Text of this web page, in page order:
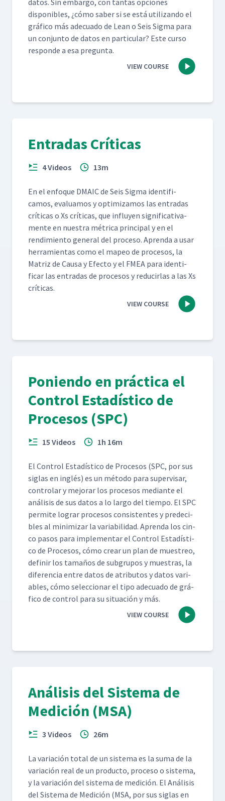
datos. Sin embar­go, con tan­tas opciones
disponibles, ¿cómo saber si se está uti­lizan­do el
grá­fi­co más ade­cua­do de Lean o Seis Sig­ma para
un con­jun­to de datos en par­tic­u­lar? Este cur­so
responde a esa pregunta.
VIEW COURSE
Entradas Críticas
4 Videos 13m
En el enfoque DMA­IC de Seis Sig­ma iden­ti­fi­
camos, eval­u­amos y opti­mizamos las entradas
críti­cas o Xs críti­cas, que influyen sig­ni­fica­ti­va­
mente en nues­tra métri­ca prin­ci­pal y en el
rendimien­to gen­er­al del pro­ce­so. Apren­da a usar
her­ramien­tas como el mapeo de pro­ce­sos, la
Matriz de Causa y Efec­to y el FMEA para iden­ti­
ficar las entradas de pro­ce­sos y reducir­las a las Xs
críticas.
VIEW COURSE
Poniendo en práctica el
Control Estadístico de
Procesos (SPC)
15 Videos 1h 16m
El Con­trol Estadís­ti­co de Pro­ce­sos (SPC, por sus
siglas en inglés) es un méto­do para super­vis­ar,
con­tro­lar y mejo­rar los pro­ce­sos medi­ante el
análi­sis de sus datos a lo largo del tiem­po. El SPC
per­mite lograr pro­ce­sos con­sis­tentes y pre­deci­
bles al min­i­mizar la vari­abil­i­dad. Apren­da los cin­
co pasos para imple­men­tar el Con­trol Estadís­ti­
co de Pro­ce­sos, cómo crear un plan de muestreo,
definir los tamaños de sub­gru­pos y mues­tras, la
difer­en­cia entre datos de atrib­u­tos y datos vari­
ables, cómo selec­cionar el tipo ade­cua­do de grá­
fi­co de con­trol para su situación y más.
VIEW COURSE
Análisis del Sistema de
Medición (MSA)
3 Videos 26m
La variación total de un sis­tema es la suma de la
variación real de un pro­duc­to, pro­ce­so o sis­tema,
y la variación del sis­tema de medición. El Análi­sis
del Sis­tema de Medición (MSA, por sus siglas en